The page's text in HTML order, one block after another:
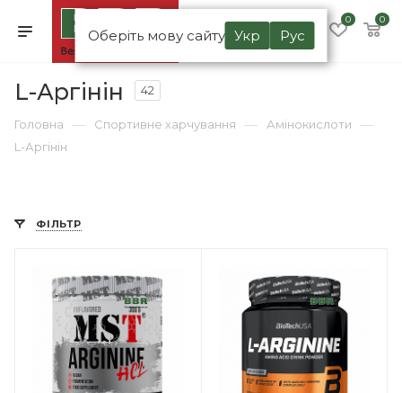
Оберіть мову сайту Укр Рус
0 0
L-Аргінін 42
Головна — Спортивне харчування — Амінокислоти —
L-Аргінін
ФІЛЬТР